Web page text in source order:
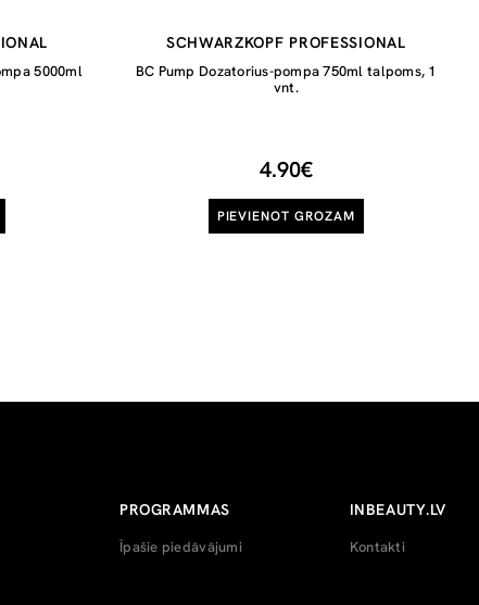
5000ml
SCHWARZKOPF PROFESSIONAL
BC Pump Dozatorius-pompa 750ml talpoms, 1
vnt.
4.90€
PIEVIENOT GROZAM
PROGRAMMAS
Īpašie piedāvājumi
INBEAUTY.LV
Kontakti